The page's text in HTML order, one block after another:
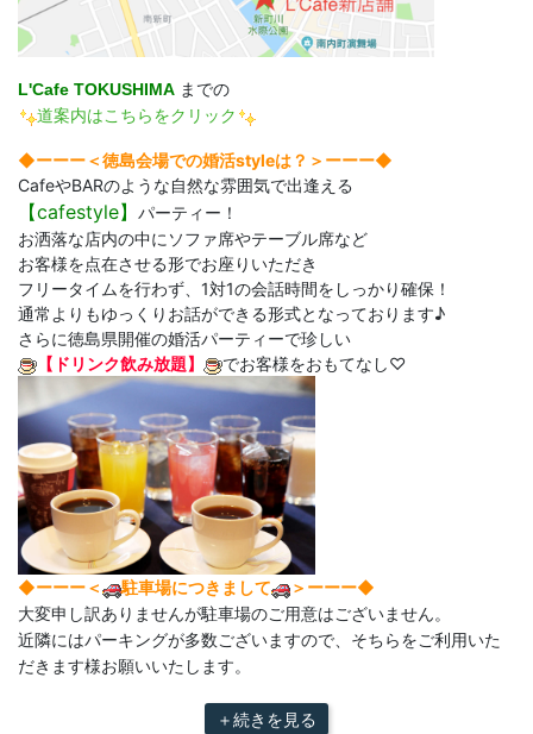
L'Cafe TOKUSHIMA までの
道案内はこちらをクリック
◆ーーー＜徳島会場での婚活styleは？＞ーーー◆
CafeやBARのような自然な雰囲気で出逢える
【cafestyle】 パーティー！
お洒落な店内の中にソファ席やテーブル席など
お客様を点在させる形でお座りいただき
フリータイムを行わず、1対1の会話時間をしっかり確保！
通常よりもゆっくりお話ができる形式となっております♪
さらに徳島県開催の婚活パーティーで珍しい
【ドリンク飲み放題】
でお客様をおもてなし♡
◆ーーー＜ 駐車場につきまして ＞ーーー◆
大変申し訳ありませんが駐車場のご用意はございません。
近隣にはパーキングが多数ございますので、そちらをご利用いた
だきます様お願いいたします。
＋続きを見る